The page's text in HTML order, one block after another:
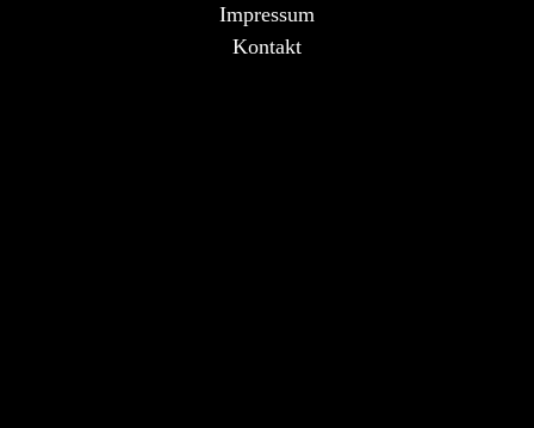
Impressum
Kontakt